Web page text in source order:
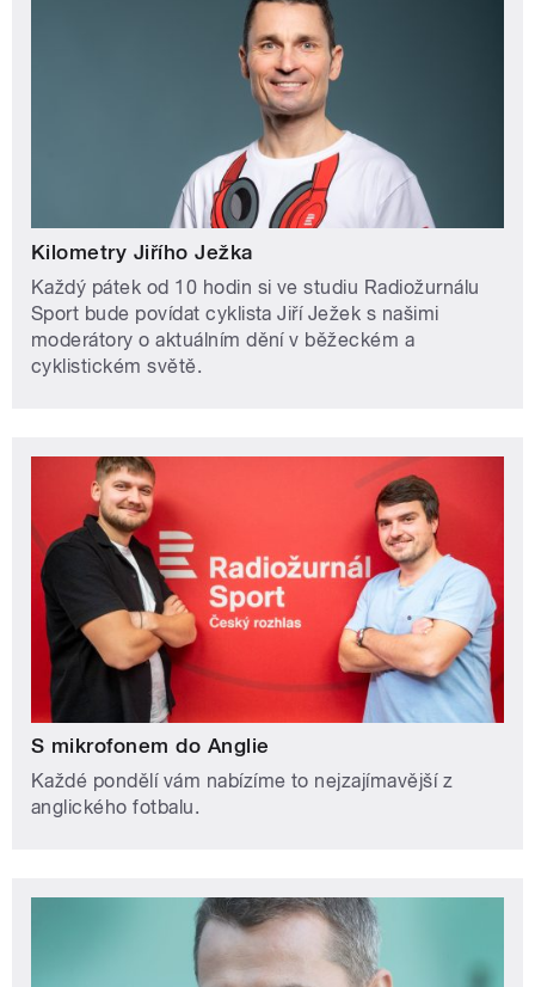
Kilometry Jiřího Ježka
Každý pátek od 10 hodin si ve studiu Radiožurnálu
Sport bude povídat cyklista Jiří Ježek s našimi
moderátory o aktuálním dění v běžeckém a
cyklistickém světě.
S mikrofonem do Anglie
Každé pondělí vám nabízíme to nejzajímavější z
anglického fotbalu.